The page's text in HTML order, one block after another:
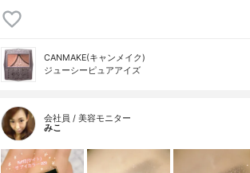
CANMAKE(キャンメイク)
ジューシーピュアアイズ
会社員 / 美容モニター
みこ